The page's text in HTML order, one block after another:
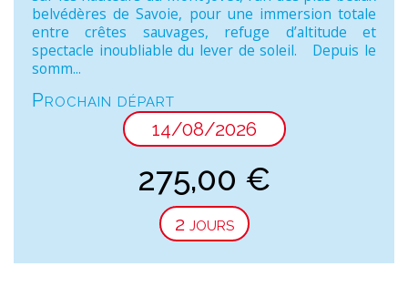
belvédères de Savoie, pour une immersion totale
entre crêtes sauvages, refuge d’altitude et
spectacle inoubliable du lever de soleil. Depuis le
somm...
Prochain départ
14/08/2026
275,00 €
2 jours